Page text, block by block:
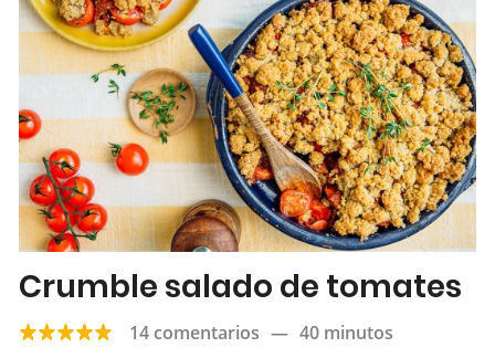
Crumble salado de tomates
14 comentarios — 40 minutos